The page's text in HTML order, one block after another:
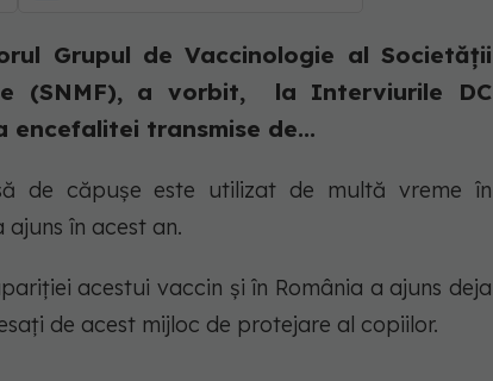
Grupul de Vaccinologie al Societății
(SNMF), a vorbit, la Interviurile DC
transmise de...
de căpușe este utilizat de multă vreme în
în acest an.
acestui vaccin și în România a ajuns deja
de acest mijloc de protejare al copiilor.